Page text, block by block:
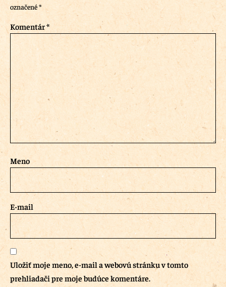
označené*
Komentár*
Meno
E-mail
Uložiť moje meno, e-mail a webovú stránku v tomto
prehliadači pre moje budúce komentáre.